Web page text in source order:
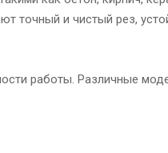
точный и чистый рез,
работы. Различные